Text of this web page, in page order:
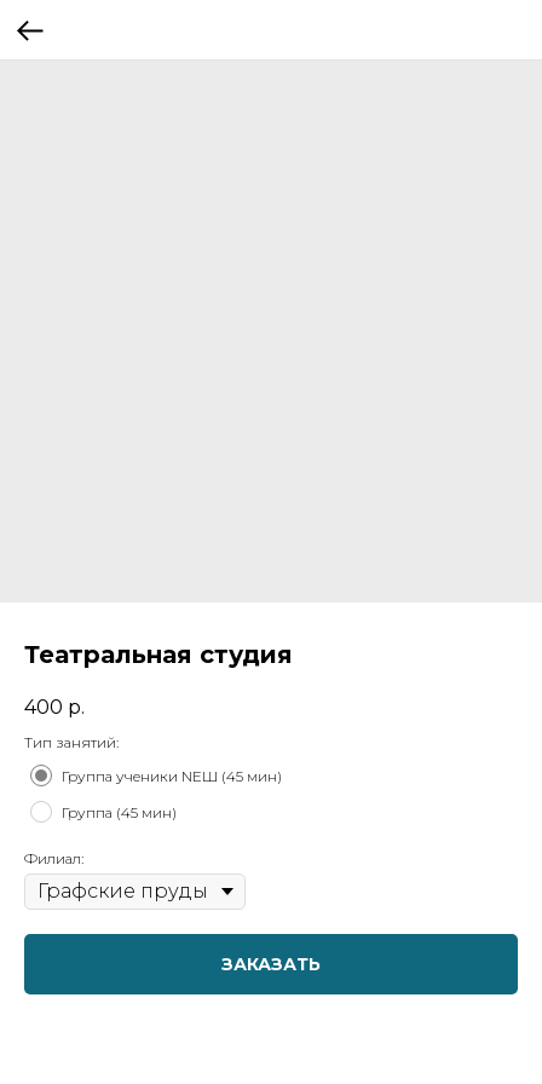
Театральная студия
400 р.
Тип занятий:
Группа ученики NEШ (45 мин)
Группа (45 мин)
Филиал:
ЗАКАЗАТЬ